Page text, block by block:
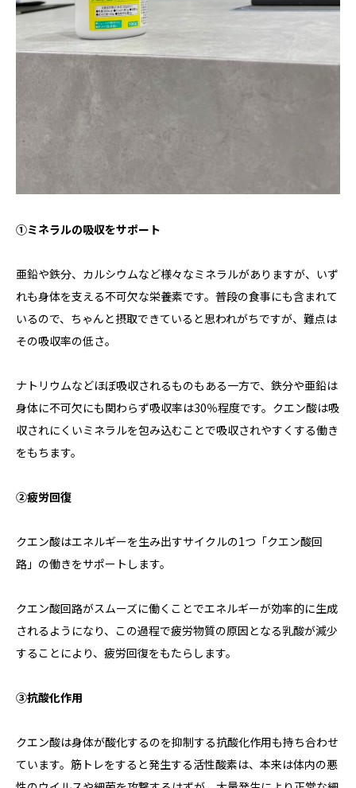
①ミネラルの吸収をサポート
亜鉛や鉄分、カルシウムなど様々なミネラルがありますが、いず
れも身体を支える不可欠な栄養素です。普段の食事にも含まれて
いるので、ちゃんと摂取できていると思われがちですが、難点は
その吸収率の低さ。
ナトリウムなどほぼ吸収されるものもある一方で、鉄分や亜鉛は
身体に不可欠にも関わらず吸収率は30％程度です。クエン酸は吸
収されにくいミネラルを包み込むことで吸収されやすくする働き
をもちます。
②疲労回復
クエン酸はエネルギーを生み出すサイクルの1つ「クエン酸回
路」の働きをサポートします。
クエン酸回路がスムーズに働くことでエネルギーが効率的に生成
されるようになり、この過程で疲労物質の原因となる乳酸が減少
することにより、疲労回復をもたらします。
③抗酸化作用
クエン酸は身体が酸化するのを抑制する抗酸化作用も持ち合わせ
ています。筋トレをすると発生する活性酸素は、本来は体内の悪